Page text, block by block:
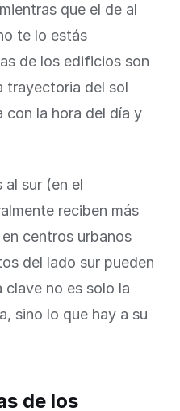
que el de al
te lo estás
de los edificios son
trayectoria del sol
con la hora del día y
al sur (en el
reciben más
centros urbanos
del lado sur pueden
clave no es solo la
sino lo que hay a su
de los